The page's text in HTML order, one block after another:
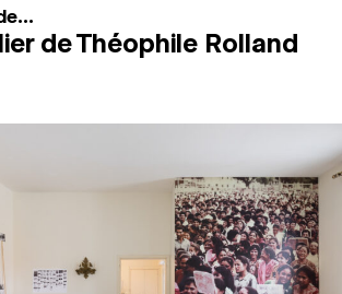
de Théophile Rolland